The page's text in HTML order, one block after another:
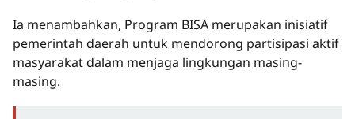
Ia menambahkan, Program BISA merupakan inisiatif
pemerintah daerah untuk mendorong partisipasi aktif
masyarakat dalam menjaga lingkungan masing-
masing.